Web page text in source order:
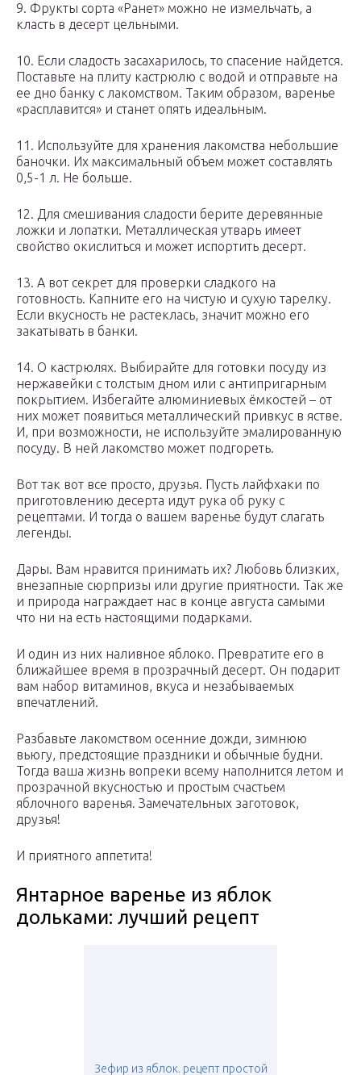
9. Фрукты сорта «Ранет» можно не измельчать, а
класть в десерт цельными.
10. Если сладость засахарилось, то спасение найдется.
Поставьте на плиту кастрюлю с водой и отправьте на
ее дно банку с лакомством. Таким образом, варенье
«расплавится» и станет опять идеальным.
11. Используйте для хранения лакомства небольшие
баночки. Их максимальный объем может составлять
0,5-1 л. Не больше.
12. Для смешивания сладости берите деревянные
ложки и лопатки. Металлическая утварь имеет
свойство окислиться и может испортить десерт.
13. А вот секрет для проверки сладкого на
готовность. Капните его на чистую и сухую тарелку.
Если вкусность не растеклась, значит можно его
закатывать в банки.
14. О кастрюлях. Выбирайте для готовки посуду из
нержавейки с толстым дном или с антипригарным
покрытием. Избегайте алюминиевых ёмкостей – от
них может появиться металлический привкус в ястве.
И, при возможности, не используйте эмалированную
посуду. В ней лакомство может подгореть.
Вот так вот все просто, друзья. Пусть лайфхаки по
приготовлению десерта идут рука об руку с
рецептами. И тогда о вашем варенье будут слагать
легенды.
Дары. Вам нравится принимать их? Любовь близких,
внезапные сюрпризы или другие приятности. Так же
и природа награждает нас в конце августа самыми
что ни на есть настоящими подарками.
И один из них наливное яблоко. Превратите его в
ближайшее время в прозрачный десерт. Он подарит
вам набор витаминов, вкуса и незабываемых
впечатлений.
Разбавьте лакомством осенние дожди, зимнюю
вьюгу, предстоящие праздники и обычные будни.
Тогда ваша жизнь вопреки всему наполнится летом и
прозрачной вкусностью и простым счастьем
яблочного варенья. Замечательных заготовок,
друзья!
И приятного аппетита!
Янтарное варенье из яблок
дольками: лучший рецепт
Зефир из яблок. рецепт простой